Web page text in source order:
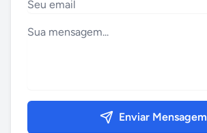
Enviar Mensagem